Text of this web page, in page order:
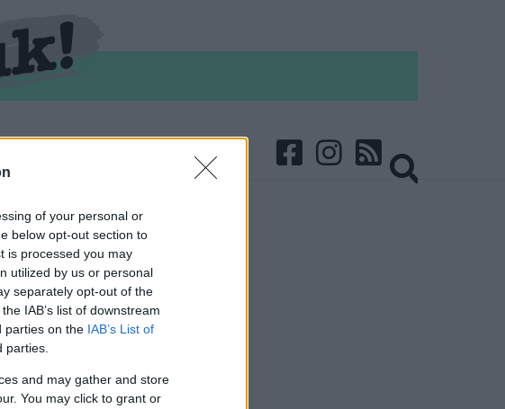
of your personal or
below opt-out section to
is processed you may
utilized by us or personal
separately opt-out of the
IAB’s list of downstream
parties on the IAB’s List of
parties.
and may gather and store
You may click to grant or